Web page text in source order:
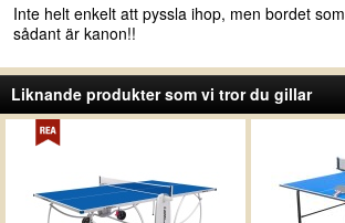
Inte helt enkelt att pyssla ihop, men bordet som
sådant är kanon!!
Liknande produkter som vi tror du gillar